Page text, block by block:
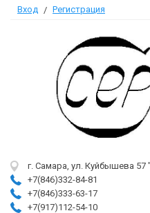
Вход / Регистрация
г. Самара, ул. Куйбышева 57
+7(846)332-84-81
+7(846)333-63-17
+7(917)112-54-10